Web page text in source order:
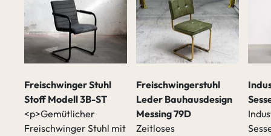
Freischwinger Stuhl
Stoff Modell 3B-ST
<p>Gemütlicher
Freischwinger Stuhl mit
Freischwingerstuhl
Leder Bauhausdesign
Messing 79D
Zeitloses